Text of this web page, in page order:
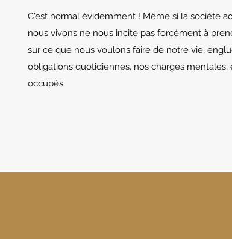
C'est normal évidemment ! Même si la société
nous vivons ne nous incite pas forcément à
sur ce que nous voulons faire de notre vie,
obligations quotidiennes, nos charges
occupés.